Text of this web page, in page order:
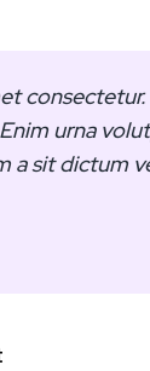
urna
a sit dictum